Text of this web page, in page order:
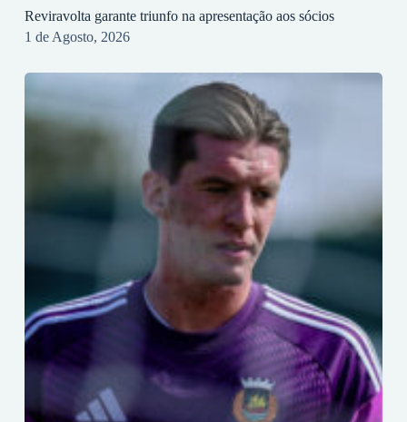
Reviravolta garante triunfo na apresentação aos sócios
1 de Agosto, 2026